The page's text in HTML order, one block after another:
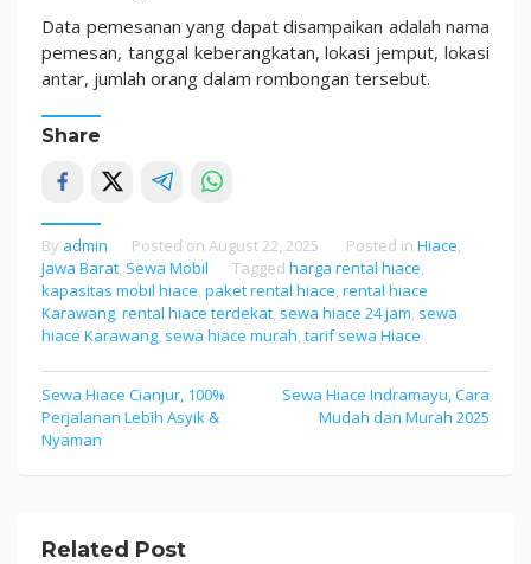
Data pemesanan yang dapat disampaikan adalah nama
pemesan, tanggal keberangkatan, lokasi jemput, lokasi
antar, jumlah orang dalam rombongan tersebut.
Share
By admin Posted on August 22, 2025 Posted in Hiace,
Jawa Barat, Sewa Mobil Tagged harga rental hiace,
kapasitas mobil hiace, paket rental hiace, rental hiace
Karawang, rental hiace terdekat, sewa hiace 24 jam, sewa
hiace Karawang, sewa hiace murah, tarif sewa Hiace
Post
navigation
Sewa Hiace Cianjur, 100%
Perjalanan Lebih Asyik &
Nyaman
Sewa Hiace Indramayu, Cara
Mudah dan Murah 2025
Related Post